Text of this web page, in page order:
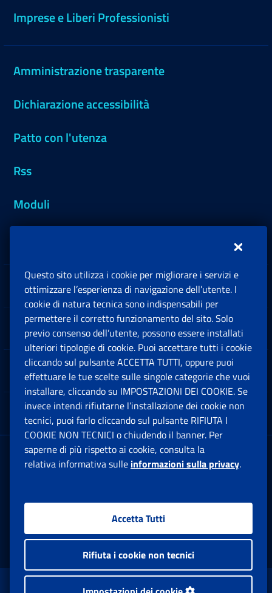
Imprese e Liberi Professionisti
Amministrazione trasparente
Dichiarazione accessibilità
Patto con l'utenza
Rss
Moduli
Sedi e Contatti
Software
Note Legali
App mobile
Sede Legale : Via Ciro il Grande, 21
00144 Roma
Facebook: Apre una nuova finestra
Twitter: Apre una nuova finestra
Whatsapp: Apre una nuova
Youtube: Apre una
Instagram:
www.inps.gov.it © 1997-2026
Questo sito utilizza i cookie per migliorare i servizi e
ottimizzare l’esperienza di navigazione dell’utente. I
cookie di natura tecnica sono indispensabili per
permettere il corretto funzionamento del sito. Solo
previo consenso dell’utente, possono essere installati
ulteriori tipologie di cookie. Puoi accettare tutti i cookie
cliccando sul pulsante ACCETTA TUTTI, oppure puoi
effettuare le tue scelte sulle singole categorie che vuoi
installare, cliccando su IMPOSTAZIONI DEI COOKIE. Se
invece intendi rifiutarne l’installazione dei cookie non
tecnici, puoi farlo cliccando sul pulsante RIFIUTA I
COOKIE NON TECNICI o chiudendo il banner. Per
saperne di più rispetto ai cookie, consulta la
relativa informativa sulle informazioni sulla privacy.
Accetta Tutti
Rifiuta i cookie non tecnici